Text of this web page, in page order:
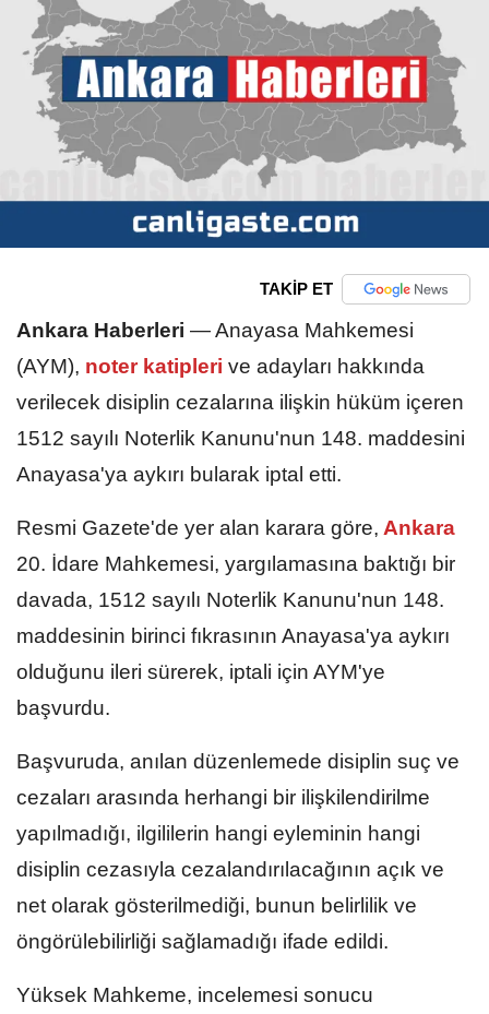
TAKİP ET
Ankara Haberleri —Anayasa Mahkemesi
(AYM), noter katipleri ve adayları hakkında
verilecek disiplin cezalarına ilişkin hüküm içeren
1512 sayılı Noterlik Kanunu'nun 148. maddesini
Anayasa'ya aykırı bularak iptal etti.
Resmi Gazete'de yer alan karara göre, Ankara
20. İdare Mahkemesi, yargılamasına baktığı bir
davada, 1512 sayılı Noterlik Kanunu'nun 148.
maddesinin birinci fıkrasının Anayasa'ya aykırı
olduğunu ileri sürerek, iptali için AYM'ye
başvurdu.
Başvuruda, anılan düzenlemede disiplin suç ve
cezaları arasında herhangi bir ilişkilendirilme
yapılmadığı, ilgililerin hangi eyleminin hangi
disiplin cezasıyla cezalandırılacağının açık ve
net olarak gösterilmediği, bunun belirlilik ve
öngörülebilirliği sağlamadığı ifade edildi.
Yüksek Mahkeme, incelemesi sonucu